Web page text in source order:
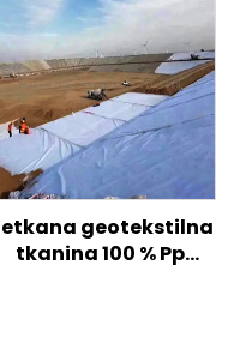
geotekstilna
tkanina 100 % Pp